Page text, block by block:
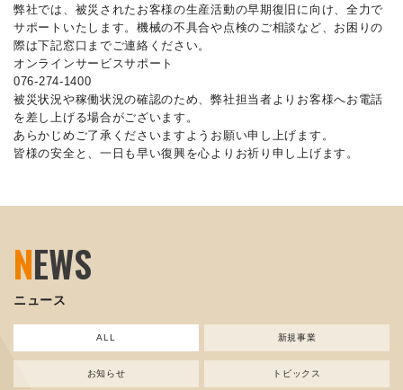
弊社では、被災されたお客様の生産活動の早期復旧に向け、全力で
サポートいたします。機械の不具合や点検のご相談など、お困りの
際は下記窓口までご連絡ください。
オンラインサービスサポート
076-274-1400
被災状況や稼働状況の確認のため、弊社担当者よりお客様へお電話
を差し上げる場合がございます。
あらかじめご了承くださいますようお願い申し上げます。
皆様の安全と、一日も早い復興を心よりお祈り申し上げます。
NEWS
ニュース
ALL 新規事業
お知らせ トピックス